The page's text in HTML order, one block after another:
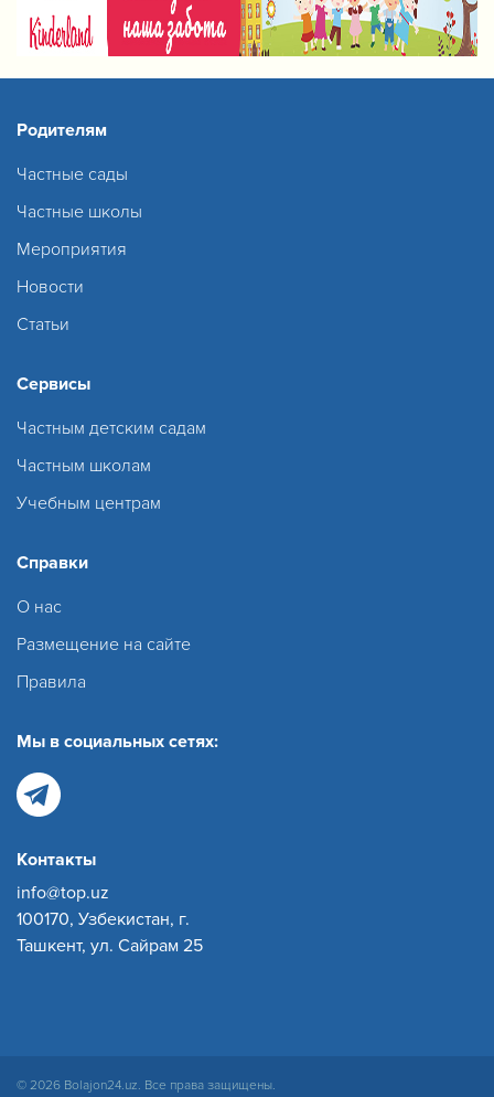
Родителям
Частные сады
Частные школы
Мероприятия
Новости
Статьи
Сервисы
Частным детским садам
Частным школам
Учебным центрам
Справки
О нас
Размещение на сайте
Правила
Мы в социальных сетях:
Контакты
info@top.uz
100170, Узбекистан, г.
Ташкент, ул. Сайрам 25
© 2026 Bolajon24.uz. Все права защищены.